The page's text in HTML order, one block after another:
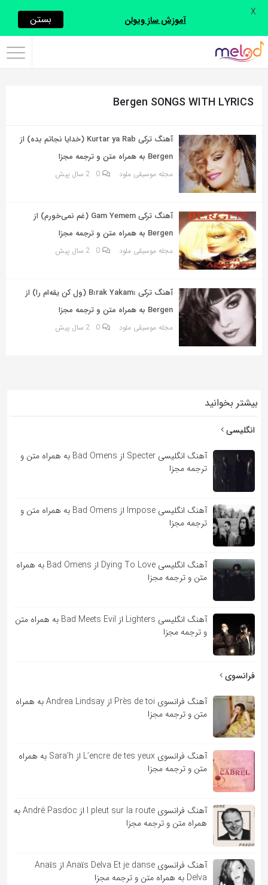
اشتراک
با
از
زیر
می‌توانید
این
صفحه
با
دوستان
خود
به
اشتراک
بگذارید.
کپی
Bergen SONGS WITH LYRICS
آهنگ ترکی Kurtar ya Rab (خدایا نجاتم بده) از
Bergen به همراه متن و ترجمه مجزا
مجله موسیقی ملود 0 2 سال پیش
آهنگ ترکی Gam Yemem (غم نمی‌خورم) از
Bergen به همراه متن و ترجمه مجزا
مجله موسیقی ملود 0 2 سال پیش
آهنگ ترکی Bırak Yakamı (ول کن یقه‌ام را) از
Bergen به همراه متن و ترجمه مجزا
مجله موسیقی ملود 0 2 سال پیش
بیشتر بخوانید
انگلیسی
آهنگ انگلیسی Specter از Bad Omens به همراه متن و
ترجمه مجزا
آهنگ انگلیسی Impose از Bad Omens به همراه متن و
ترجمه مجزا
آهنگ انگلیسی Dying To Love از Bad Omens به همراه
متن و ترجمه مجزا
آهنگ انگلیسی Lighters از Bad Meets Evil به همراه متن
و ترجمه مجزا
فرانسوی
آهنگ فرانسوی Près de toi از Andrea Lindsay به همراه
متن و ترجمه مجزا
آهنگ فرانسوی L’encre de tes yeux از Sara’h به همراه
متن و ترجمه مجزا
آهنگ فرانسوی l pleut sur la route از André Pasdoc به
همراه متن و ترجمه مجزا
آهنگ فرانسوی Anaïs Delva Et je danse از Anaïs
Delva به همراه متن و ترجمه مجزا
آموزش ساز ویولن بستن X